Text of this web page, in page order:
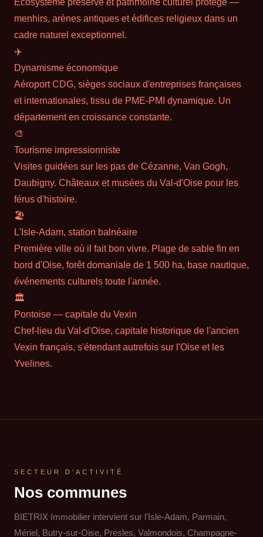
menhirs, arènes antiques et édifices religieux dans un
cadre naturel exceptionnel.
✈️
Dynamisme économique
Aéroport CDG, sièges sociaux d'entreprises françaises
et internationales, tissu de PME-PMI dynamique. Un
département en croissance constante.
🎨
Tourisme impressionniste
Visites guidées sur les pas de Cézanne, Van Gogh,
Daubigny. Châteaux et musées du Val-d'Oise pour les
férus d'histoire.
🏖
L'Isle-Adam, station balnéaire
Première ville où il fait bon vivre. Plage de sable fin en
bord d'Oise, forêt domaniale de 1 500 ha, base nautique,
événements culturels toute l'année.
🏛
Pontoise — capitale du Vexin
Chef-lieu du Val-d'Oise, capitale historique de l'ancien
Vexin français, s'étendant autrefois sur l'Oise et les
Yvelines.
SECTEUR D'ACTIVITÉ
Nos communes
BIETRIX Immobilier intervient sur l'Isle-Adam, Parmain,
Mériel, Butry-sur-Oise, Presles, Valmondois, Champagne-